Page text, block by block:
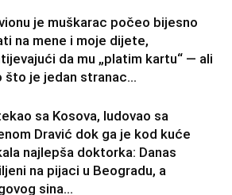
je muškarac počeo bijesno
na mene i moje dijete,
da mu „platim kartu“ — ali
što je jedan stranac...
sa Kosova, ludovao sa
Dravić dok ga je kod kuće
najlepša doktorka: Danas
na pijaci u Beogradu, a
sina...